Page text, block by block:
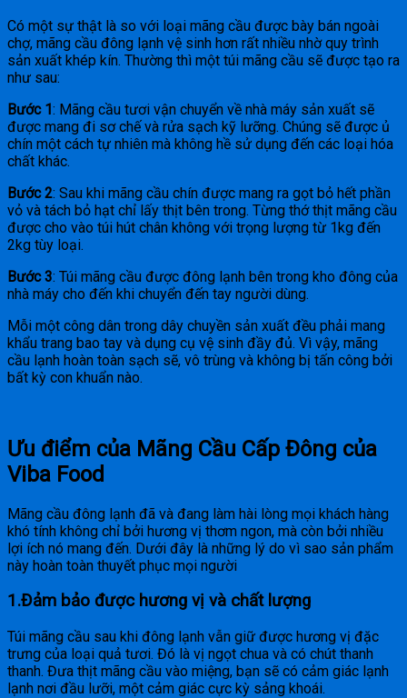
Có một sự thật là so với loại mãng cầu được bày bán ngoài
chợ, mãng cầu đông lạnh vệ sinh hơn rất nhiều nhờ quy trình
sản xuất khép kín. Thường thì một túi mãng cầu sẽ được tạo ra
như sau:
Bước 1: Mãng cầu tươi vận chuyển về nhà máy sản xuất sẽ
được mang đi sơ chế và rửa sạch kỹ lưỡng. Chúng sẽ được ủ
chín một cách tự nhiên mà không hề sử dụng đến các loại hóa
chất khác.
Bước 2: Sau khi mãng cầu chín được mang ra gọt bỏ hết phần
vỏ và tách bỏ hạt chỉ lấy thịt bên trong. Từng thớ thịt mãng cầu
được cho vào túi hút chân không với trọng lượng từ 1kg đến
2kg tùy loại.
Bước 3: Túi mãng cầu được đông lạnh bên trong kho đông của
nhà máy cho đến khi chuyển đến tay người dùng.
Mỗi một công dân trong dây chuyền sản xuất đều phải mang
khẩu trang bao tay và dụng cụ vệ sinh đầy đủ. Vì vậy, mãng
cầu lạnh hoàn toàn sạch sẽ, vô trùng và không bị tấn công bởi
bất kỳ con khuẩn nào.
Ưu điểm của Mãng Cầu Cấp Đông của
Viba Food
Mãng cầu đông lạnh đã và đang làm hài lòng mọi khách hàng
khó tính không chỉ bởi hương vị thơm ngon, mà còn bởi nhiều
lợi ích nó mang đến. Dưới đây là những lý do vì sao sản phẩm
này hoàn toàn thuyết phục mọi người
1.Đảm bảo được hương vị và chất lượng
Túi mãng cầu sau khi đông lạnh vẫn giữ được hương vị đặc
trưng của loại quả tươi. Đó là vị ngọt chua và có chút thanh
thanh. Đưa thịt mãng cầu vào miệng, bạn sẽ có cảm giác lạnh
lạnh nơi đầu lưỡi, một cảm giác cực kỳ sảng khoái.